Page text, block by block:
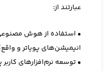
عبارتند از:
• استفاده از هوش
انیمیشن‌های پویاتر و
• توسعه نرم‌افزارهای